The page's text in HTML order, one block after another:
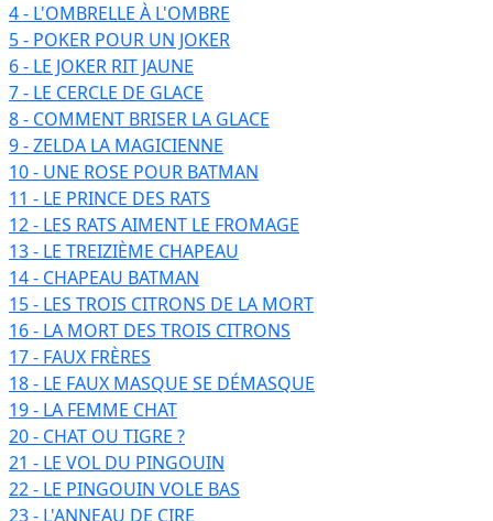
4 - L'OMBRELLE À L'OMBRE
5 - POKER POUR UN JOKER
6 - LE JOKER RIT JAUNE
7 - LE CERCLE DE GLACE
8 - COMMENT BRISER LA GLACE
9 - ZELDA LA MAGICIENNE
10 - UNE ROSE POUR BATMAN
11 - LE PRINCE DES RATS
12 - LES RATS AIMENT LE FROMAGE
13 - LE TREIZIÈME CHAPEAU
14 - CHAPEAU BATMAN
15 - LES TROIS CITRONS DE LA MORT
16 - LA MORT DES TROIS CITRONS
17 - FAUX FRÈRES
18 - LE FAUX MASQUE SE DÉMASQUE
19 - LA FEMME CHAT
20 - CHAT OU TIGRE ?
21 - LE VOL DU PINGOUIN
22 - LE PINGOUIN VOLE BAS
23 - L'ANNEAU DE CIRE